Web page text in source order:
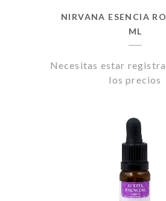
NIRVANA ESENCIA
ML
Necesitas estar
los precios